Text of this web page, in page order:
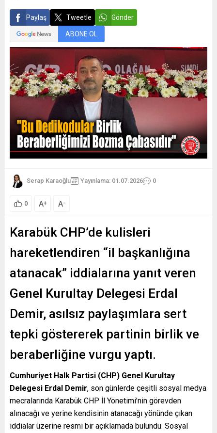
Paylaş Tweetle Gönder
ABONE OL
Serap Karaoğlu Yayınlama: 01.07.2026 0
0 A+ A-
Karabük CHP’de kulisleri
hareketlendiren “il başkanlığına
atanacak” iddialarına yanıt veren
Genel Kurultay Delegesi Erdal
Demir, asılsız paylaşımlara sert
tepki göstererek partinin birlik ve
beraberliğine vurgu yaptı.
Cumhuriyet Halk Partisi (CHP) Genel Kurultay
Delegesi Erdal Demir, son günlerde çeşitli sosyal medya
mecralarında Karabük CHP İl Yönetimi’nin görevden
alınacağı ve yerine kendisinin atanacağı yönünde çıkan
iddialar üzerine resmi bir açıklamada bulundu. Sosyal